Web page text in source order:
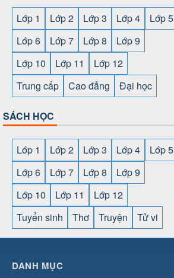
Lớp 1 Lớp 2 Lớp 3 Lớp 4
Lớp 5
Lớp 6
Lớp 7 Lớp 8
Lớp 9
Lớp 10
Lớp 11
Lớp 12
Trung cấp
Cao đẳng Đại học
SÁCH HỌC
Lớp 1 Lớp 2 Lớp 3 Lớp 4
Lớp 5
Lớp 6
Lớp 7 Lớp 8
Lớp 9
Lớp 10
Lớp 11
Lớp 12
Tuyển sinh
Thơ Truyện Tử vi
cái OPEN88⇔
DANH MỤC